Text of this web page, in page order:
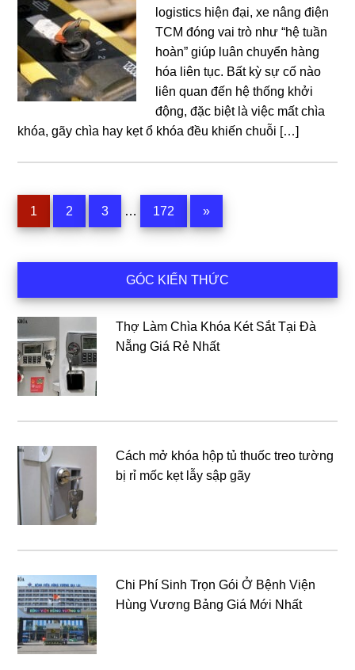
logistics hiện đại, xe nâng điện
TCM đóng vai trò như “hệ tuần
hoàn” giúp luân chuyển hàng
hóa liên tục. Bất kỳ sự cố nào
liên quan đến hệ thống khởi
động, đặc biệt là việc mất chìa
khóa, gãy chìa hay kẹt ổ khóa đều khiến chuỗi […]
Trang
1 Trang
2 Trang
3
Interim
… Trang
172 »
chính
GÓC KIẾN THỨC
Thợ Làm Chìa Khóa Két Sắt Tại Đà
Nẵng Giá Rẻ Nhất
Cách mở khóa hộp tủ thuốc treo tường
bị rỉ mốc kẹt lẫy sập gãy
Chi Phí Sinh Trọn Gói Ở Bệnh Viện
Hùng Vương Bảng Giá Mới Nhất